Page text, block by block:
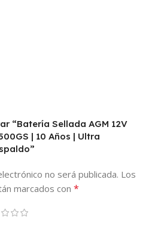
“Batería Sellada AGM 12V
| 10 Años | Ultra
no será publicada. Los
marcados con *